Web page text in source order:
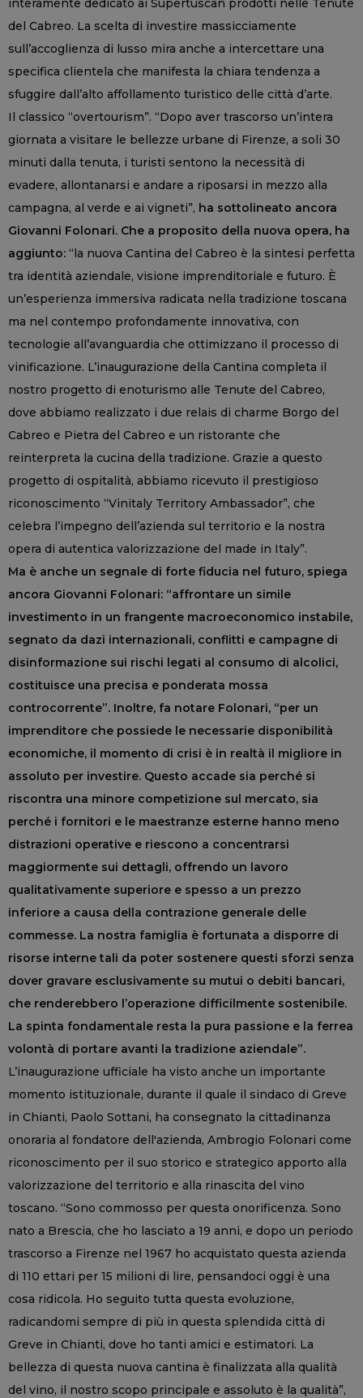
del Cabreo. La scelta di investire massicciamente
sull’accoglienza di lusso mira anche a intercettare una
specifica clientela che manifesta la chiara tendenza a
sfuggire dall’alto affollamento turistico delle città d’arte.
Il classico “overtourism”. “Dopo aver trascorso un’intera
giornata a visitare le bellezze urbane di Firenze, a soli 30
minuti dalla tenuta, i turisti sentono la necessità di
evadere, allontanarsi e andare a riposarsi in mezzo alla
campagna, al verde e ai vigneti”, ha sottolineato ancora
Giovanni Folonari. Che a proposito della nuova opera, ha
aggiunto: “la nuova Cantina del Cabreo è la sintesi perfetta
tra identità aziendale, visione imprenditoriale e futuro. È
un’esperienza immersiva radicata nella tradizione toscana
ma nel contempo profondamente innovativa, con
tecnologie all’avanguardia che ottimizzano il processo di
vinificazione. L’inaugurazione della Cantina completa il
nostro progetto di enoturismo alle Tenute del Cabreo,
dove abbiamo realizzato i due relais di charme Borgo del
Cabreo e Pietra del Cabreo e un ristorante che
reinterpreta la cucina della tradizione. Grazie a questo
progetto di ospitalità, abbiamo ricevuto il prestigioso
riconoscimento “Vinitaly Territory Ambassador”, che
celebra l’impegno dell’azienda sul territorio e la nostra
opera di autentica valorizzazione del made in Italy”.
Ma è anche un segnale di forte fiducia nel futuro, spiega
ancora Giovanni Folonari: “affrontare un simile
investimento in un frangente macroeconomico instabile,
segnato da dazi internazionali, conflitti e campagne di
disinformazione sui rischi legati al consumo di alcolici,
costituisce una precisa e ponderata mossa
controcorrente”. Inoltre, fa notare Folonari, “per un
imprenditore che possiede le necessarie disponibilità
economiche, il momento di crisi è in realtà il migliore in
assoluto per investire. Questo accade sia perché si
riscontra una minore competizione sul mercato, sia
perché i fornitori e le maestranze esterne hanno meno
distrazioni operative e riescono a concentrarsi
maggiormente sui dettagli, offrendo un lavoro
qualitativamente superiore e spesso a un prezzo
inferiore a causa della contrazione generale delle
commesse. La nostra famiglia è fortunata a disporre di
risorse interne tali da poter sostenere questi sforzi senza
dover gravare esclusivamente su mutui o debiti bancari,
che renderebbero l’operazione difficilmente sostenibile.
La spinta fondamentale resta la pura passione e la ferrea
volontà di portare avanti la tradizione aziendale”.
L’inaugurazione ufficiale ha visto anche un importante
momento istituzionale, durante il quale il sindaco di Greve
in Chianti, Paolo Sottani, ha consegnato la cittadinanza
onoraria al fondatore dell'azienda, Ambrogio Folonari come
riconoscimento per il suo storico e strategico apporto alla
valorizzazione del territorio e alla rinascita del vino
toscano. “Sono commosso per questa onorificenza. Sono
nato a Brescia, che ho lasciato a 19 anni, e dopo un periodo
trascorso a Firenze nel 1967 ho acquistato questa azienda
di 110 ettari per 15 milioni di lire, pensandoci oggi è una
cosa ridicola. Ho seguito tutta questa evoluzione,
radicandomi sempre di più in questa splendida città di
Greve in Chianti, dove ho tanti amici e estimatori. La
bellezza di questa nuova cantina è finalizzata alla qualità
del vino, il nostro scopo principale e assoluto è la qualità”,